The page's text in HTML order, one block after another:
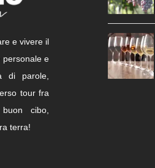
e vivere il
personale e
di parole,
tour fra
cibo,
terra!